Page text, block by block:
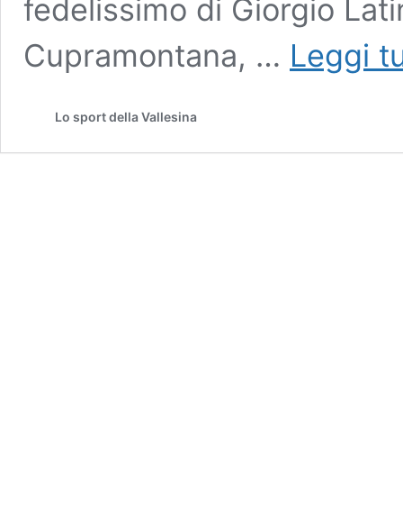
fedelissimo di Giorgio
Cupramontana, … Leggi
Lo sport della Vallesina